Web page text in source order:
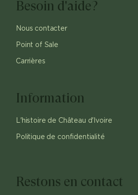
Besoin d'aide?
Nous contacter
Point of Sale
Carrières
Information
L'histoire de Château d'Ivoire
Politique de confidentialité
Restons en contact